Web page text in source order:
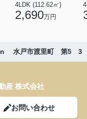
4LDK (112.62㎡)
2,690万円
水戸市渡里町 第5 3
産 株式会社
お問い合わせ